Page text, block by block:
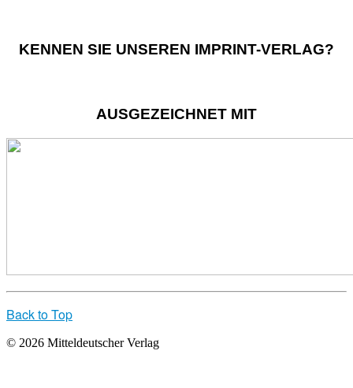
KENNEN SIE UNSEREN IMPRINT-VERLAG?
AUSGEZEICHNET MIT
Back to Top
© 2026 Mitteldeutscher Verlag